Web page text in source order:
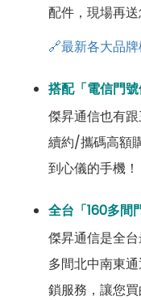
配件，現場再送
🔗最新各大品
搭配「電信門
傑昇通信也有
續約/攜碼高額
到心儀的手機！
全台「160多間
傑昇通信是全
多間北中南東
鎖服務，讓您